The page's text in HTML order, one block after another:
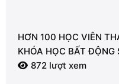
HƠN 100 HỌC VIÊN
KHÓA HỌC BẤT ĐỘNG
872 lượt xem